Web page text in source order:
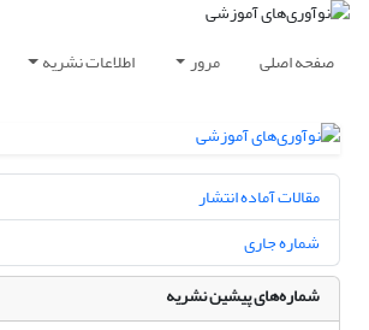
صفحه اصلی مرور اطلاعات نشریه
مقالات آماده انتشار
شماره جاری
شماره‌های پیشین نشریه